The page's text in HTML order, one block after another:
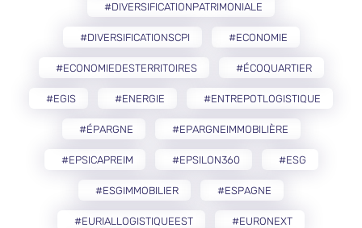
#DIVERSIFICATIONPATRIMONIALE
#DIVERSIFICATIONSCPI #ECONOMIE
#ECONOMIEDESTERRITOIRES #ÉCOQUARTIER
#EGIS #ENERGIE #ENTREPOTLOGISTIQUE
#ÉPARGNE #EPARGNEIMMOBILIÈRE
#EPSICAPREIM #EPSILON360 #ESG
#ESGIMMOBILIER #ESPAGNE
#EURIALLOGISTIQUEEST #EURONEXT